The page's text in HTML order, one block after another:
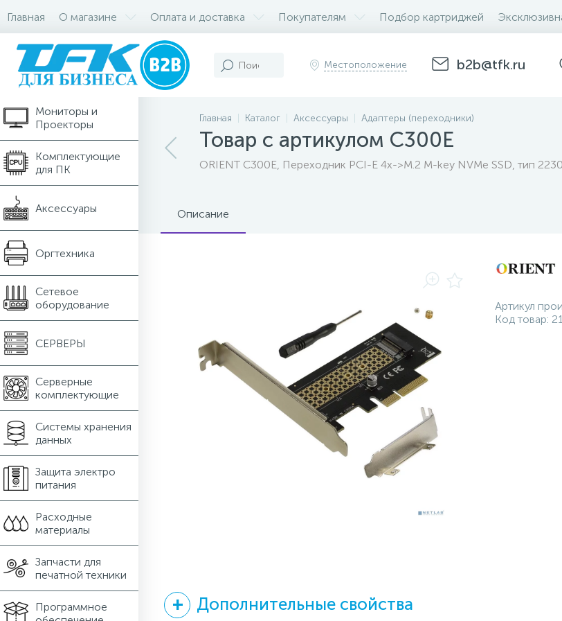
Главная О магазине Оплата и доставка Покупателям Подбор картриджей
Местоположение b2b@tfk.ru
Компьютеры и
Ноутбуки
Мониторы и
Проекторы
Комплектующие
для ПК
Аксессуары
Оргтехника
Сетевое
оборудование
СЕРВЕРЫ
Серверные
комплектующие
Системы хранения
данных
Защита электро
питания
Расходные
материалы
Запчасти для
печатной техники
Программное
Главная Каталог Аксессуары Адаптеры (переходники)
Товар с артикулом C300E
ORIENT C300E, Переходник PCI-E 4x->M.2 M-key NVMe SSD, тип
Описание
Артикул
Код товар:
Дополнительные свойства